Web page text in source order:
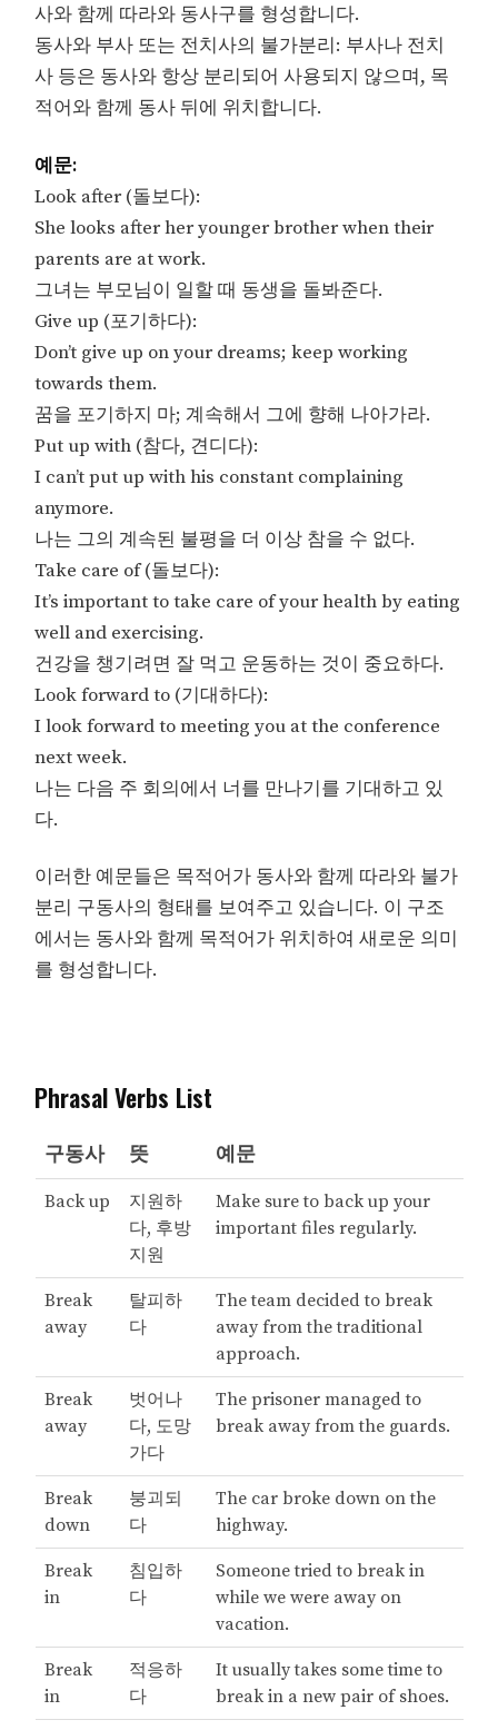
사와 함께 따라와 동사구를 형성합니다.
동사와 부사 또는 전치사의 불가분리: 부사나 전치
사 등은 동사와 항상 분리되어 사용되지 않으며, 목
적어와 함께 동사 뒤에 위치합니다.
예문:
Look after (돌보다):
She looks after her younger brother when their
parents are at work.
그녀는 부모님이 일할 때 동생을 돌봐준다.
Give up (포기하다):
Don’t give up on your dreams; keep working
towards them.
꿈을 포기하지 마; 계속해서 그에 향해 나아가라.
Put up with (참다, 견디다):
I can’t put up with his constant complaining
anymore.
나는 그의 계속된 불평을 더 이상 참을 수 없다.
Take care of (돌보다):
It’s important to take care of your health by eating
well and exercising.
건강을 챙기려면 잘 먹고 운동하는 것이 중요하다.
Look forward to (기대하다):
I look forward to meeting you at the conference
next week.
나는 다음 주 회의에서 너를 만나기를 기대하고 있
다.
이러한 예문들은 목적어가 동사와 함께 따라와 불가
분리 구동사의 형태를 보여주고 있습니다. 이 구조
에서는 동사와 함께 목적어가 위치하여 새로운 의미
를 형성합니다.
Phrasal Verbs List
구동사 뜻 예문
Back up
지원하
다, 후방
지원
Make sure to back up your
important files regularly.
Break
away
탈피하
다
The team decided to break
away from the traditional
approach.
Break
away
벗어나
다, 도망
가다
The prisoner managed to
break away from the guards.
Break
down
붕괴되
다
The car broke down on the
highway.
Break
in
침입하
다
Someone tried to break in
while we were away on
vacation.
Break
in
적응하
다
It usually takes some time to
break in a new pair of shoes.